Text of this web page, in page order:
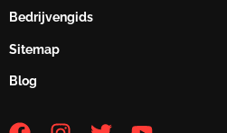
Bedrijvengids
Sitemap
Blog